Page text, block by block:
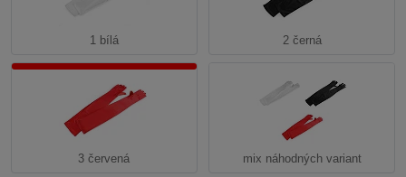
1 bílá 2 černá
3 červená mix náhodných variant